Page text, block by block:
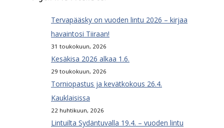
Tervapääsky on vuoden lintu 2026 – kirjaa
havaintosi Tiiraan!
31 toukokuun, 2026
Kesäkisa 2026 alkaa 1.6.
29 toukokuun, 2026
Torniopastus ja kevätkokous 26.4.
Kauklaisissa
22 huhtikuun, 2026
Lintuilta Sydäntuvalla 19.4. – vuoden lintu